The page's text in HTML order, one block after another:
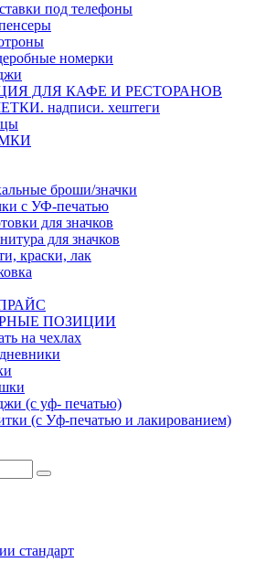
под телефоны
номерки
ДЛЯ КАФЕ И РЕСТОРАНОВ
надписи. хештеги
броши/значки
с УФ-печатью
для значков
для значков
краски, лак
ПОЗИЦИИ
на чехлах
(с уф- печатью)
(с Уф-печатью и лакированием)
стандарт